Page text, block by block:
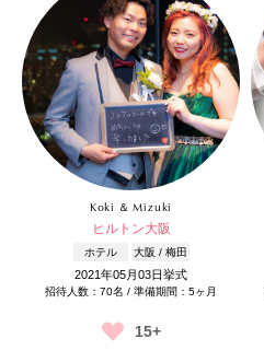
Koki ＆ Mizuki
ヒルトン大阪
ホテル 大阪 / 梅田
2021年05月03日挙式
招待人数：70名 / 準備期間：5ヶ月
15+